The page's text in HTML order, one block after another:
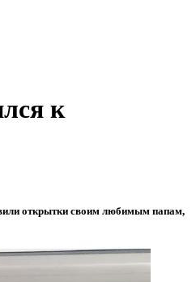
к
открытки своим любимым папам,